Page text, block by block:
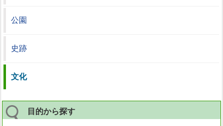
公園
史跡
文化
目的から探す